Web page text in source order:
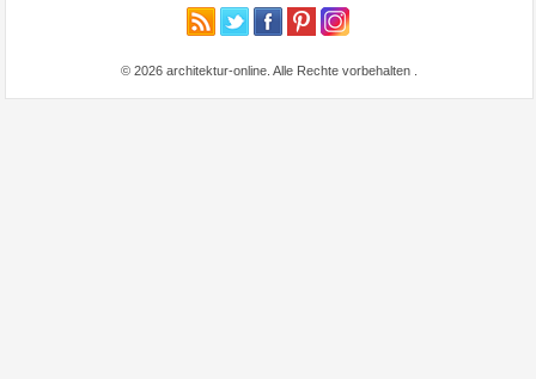
© 2026 architektur-online. Alle Rechte vorbehalten .